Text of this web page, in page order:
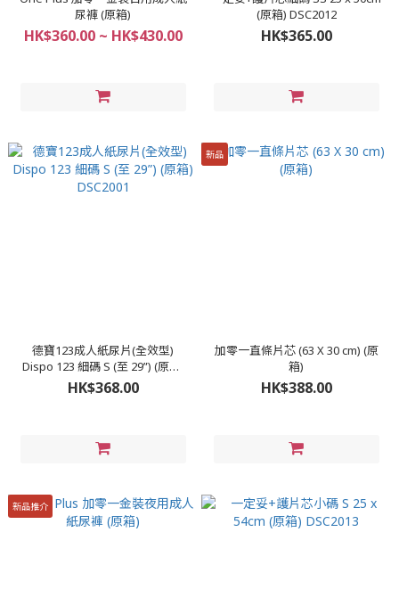
尿褲 (原箱)
HK$360.00 ~ HK$430.00
(原箱) DSC2012
HK$365.00
德寶123成人紙尿片(全效型)
Dispo 123 細碼 S (至 29”) (原箱)
DSC2001
HK$368.00
新品
加零一直條片芯 (63 X 30 cm) (原
箱)
HK$388.00
新品推介